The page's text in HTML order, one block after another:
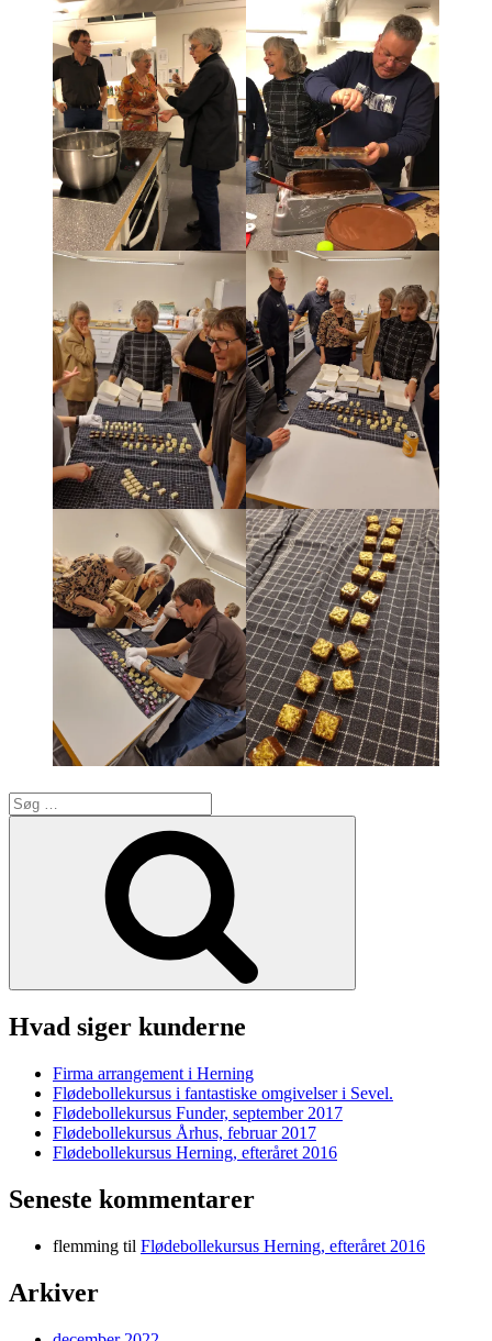
Søg
efter:
Hvad siger kunderne
Firma arrangement i Herning
Flødebollekursus i fantastiske omgivelser i Sevel.
Flødebollekursus Funder, september 2017
Flødebollekursus Århus, februar 2017
Flødebollekursus Herning, efteråret 2016
Seneste kommentarer
flemming til Flødebollekursus Herning, efteråret 2016
Arkiver